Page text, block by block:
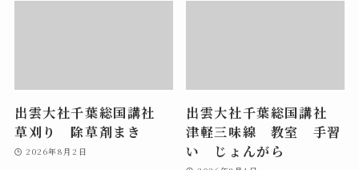
出雲大社千葉総国講社
草刈り 除草剤まき
2026年8月2日
出雲大社千葉総国講社
津軽三味線 教室 手習
い じょんがら